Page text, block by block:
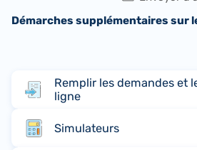
Démarches supplémentaires sur
Remplir les demandes et
ligne
Simulateurs